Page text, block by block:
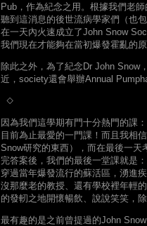
Pub，作為紀念之用。根據我們老
聽到這消息的後世流病學家們（也
在一天內火速成立了John Snow
我們現在才能夠在當初爆發霍亂的原
除此之外，為了紀念Dr John Snow
近，society還會舉辦Annual
◇
因為我們這學期有門十分熱門的課
目前為止最愛的一門課！而且我相
Snow研究的東西），而在最後一
完答案後，我們的最後一堂課就是
穿過當年爆發流行的蘇活區，湧進
沒那麼老的教授、還有學校裡年輕
的發軔之地開懷暢飲、說說笑笑，
最有趣的是之前曾提過的John